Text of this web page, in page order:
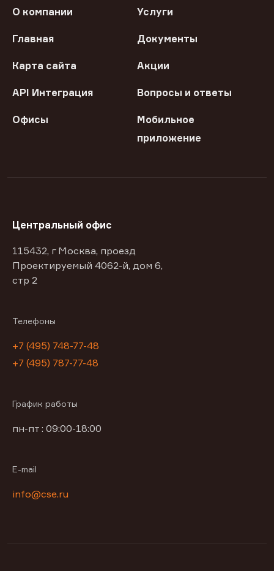
О компании Услуги
Главная Документы
Карта сайта Акции
API Интеграция Вопросы и ответы
Офисы
Мобильное
приложение
Центральный офис
115432, г Москва, проезд
Проектируемый 4062-й, дом 6,
стр 2
Телефоны
+7 (495) 748-77-48
+7 (495) 787-77-48
График работы
пн-пт : 09:00-18:00
E-mail
info@cse.ru